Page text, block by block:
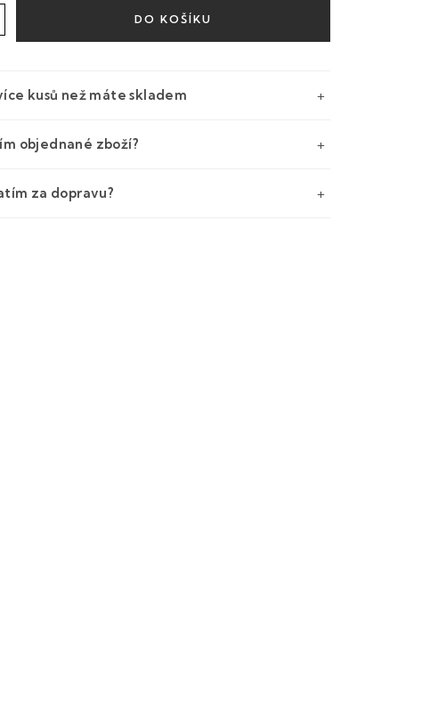
DO KOŠÍKU
kusů než máte skladem
objednané zboží?
za dopravu?